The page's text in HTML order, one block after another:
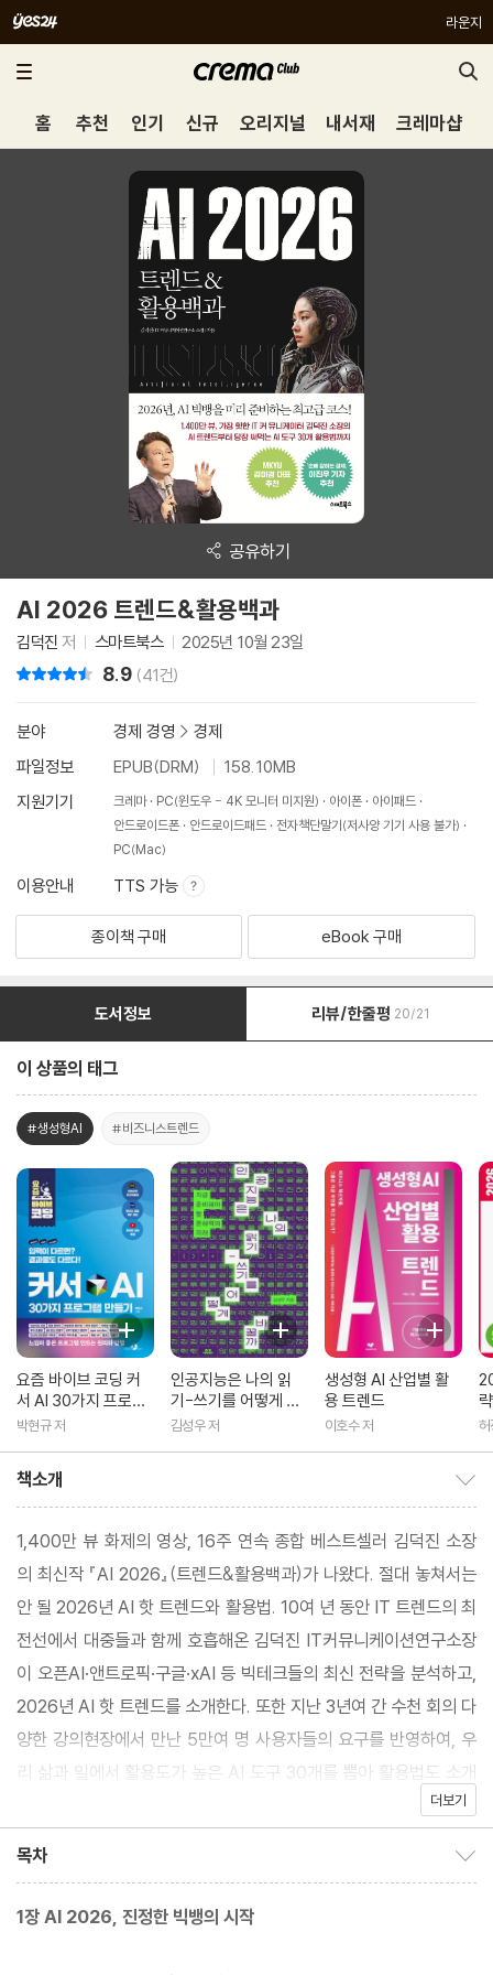
라운지
홈 추천 인기 신규 오리지널 내서재 크레마샵
공유하기
AI 2026 트렌드&활용백과
김덕진 저 스마트북스 2025년 10월 23일
8.9 (41건)
분야 경제 경영 > 경제
파일정보
EPUB(DRM)
158.10MB
지원기기
크레마 PC(윈도우 - 4K 모니터 미지원) 아이폰
아이패드
안드로이드폰
안드로이드패드
전자책단말기(저사양 기기 사용 불가)
PC(Mac)
이용안내 TTS 가능
종이책 구매 eBook 구매
도서정보 리뷰/한줄평 20/21
이 상품의 태그
#생성형AI #비즈니스트렌드
요즘 바이브 코딩 커
서 AI 30가지 프로그
램 만들기
박현규 저
인공지능은 나의 읽
기-쓰기를 어떻게 바
꿀까
김성우 저
생성형 AI 산업별 활
용 트렌드
이호수 저
허
책소개
1,400만 뷰 화제의 영상, 16주 연속 종합 베스트셀러 김덕진 소장
의 최신작 『AI 2026』(트렌드&활용백과)가 나왔다. 절대 놓쳐서는
안 될 2026년 AI 핫 트렌드와 활용법. 10여 년 동안 IT 트렌드의 최
전선에서 대중들과 함께 호흡해온 김덕진 IT커뮤니케이션연구소장
이 오픈AI·앤트로픽·구글·xAI 등 빅테크들의 최신 전략을 분석하고,
2026년 AI 핫 트렌드를 소개한다. 또한 지난 3년여 간 수천 회의 다
양한 강의현장에서 만난 5만여 명 사용자들의 요구를 반영하여, 우
리 삶과 일에서 활용도가 높은 AI 도구 30개를 뽑아 활용법도 소개
법, 사무 특화형 AI부터 심층 리서치 에이전트, 미디어 특화 AI, 내
PC에 설치해 사용하는 오픈소스형 AI까지, 업무·학습·창작 활동에
·음악 등을 위한 AI부터 일잘러를 위한 업무별 생산성 AI 도구까지,
더보기
목차
1장 AI 2026, 진정한 빅뱅의 시작